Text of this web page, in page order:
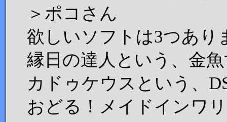
＞ポコさん
欲しいソフトは3つあり
縁日の達人という、金
カドゥケウスという、
おどる！メイドインワ